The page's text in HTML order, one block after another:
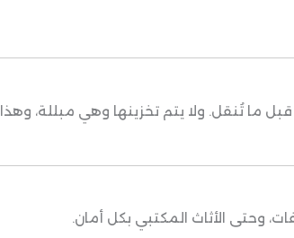
ما تُنقل. ولا يتم تخزينها وهي مبللة، وهذا
وحتى الأثاث المكتبي بكل أمان.